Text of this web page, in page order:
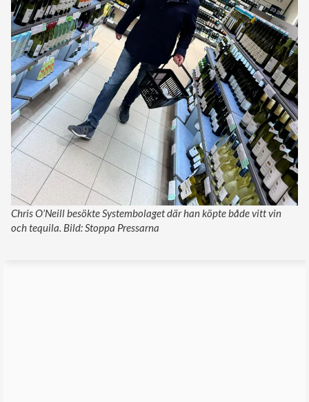
Chris O’Neill besökte Systembolaget där han köpte både vitt vin
och tequila. Bild: Stoppa Pressarna